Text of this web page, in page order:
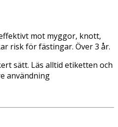
mot myggor, knott,
risk för fästingar. Över 3 år.
sätt. Läs alltid etiketten och
användning